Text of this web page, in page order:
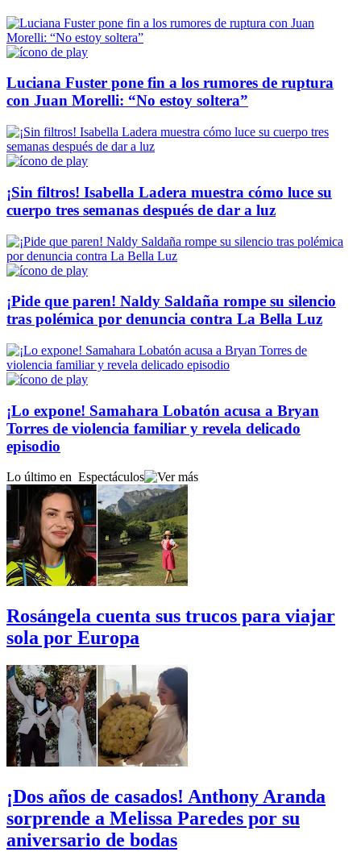
Luciana Fuster pone fin a los rumores de ruptura
con Juan Morelli: “No estoy soltera”
¡Sin filtros! Isabella Ladera muestra cómo luce su
cuerpo tres semanas después de dar a luz
¡Pide que paren! Naldy Saldaña rompe su silencio
tras polémica por denuncia contra La Bella Luz
¡Lo expone! Samahara Lobatón acusa a Bryan
Torres de violencia familiar y revela delicado
episodio
Lo último en Espectáculos
Rosángela cuenta sus trucos para viajar
sola por Europa
¡Dos años de casados! Anthony Aranda
sorprende a Melissa Paredes por su
aniversario de bodas